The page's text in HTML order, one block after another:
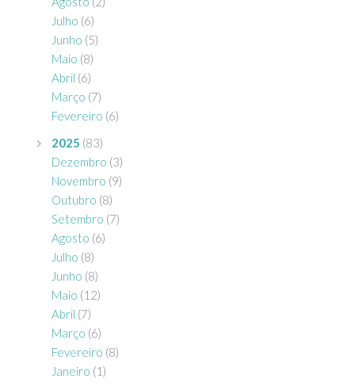
Julho (6)
Junho (5)
Maio (8)
Abril (6)
Março (7)
Fevereiro (6)
2025 (83)
Dezembro (3)
Novembro (9)
Outubro (8)
Setembro (7)
Agosto (6)
Julho (8)
Junho (8)
Maio (12)
Abril (7)
Março (6)
Fevereiro (8)
Janeiro (1)